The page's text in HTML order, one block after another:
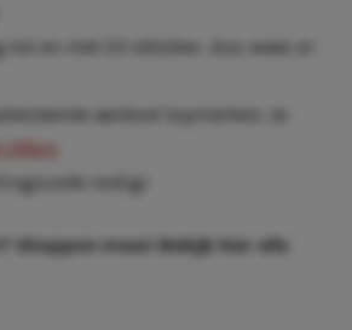
tot en met 23 oktober, dus wees er
aanbod topmerken, te
Offers
nodig!
Shoppen maar!
Bekijk hier alle